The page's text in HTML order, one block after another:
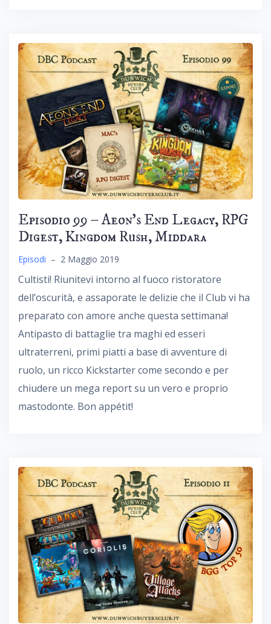
Episodio 99 – Aeon’s End Legacy, RPG
Digest, Kingdom Rush, Middara
Episodi – 2 Maggio 2019
Cultisti! Riunitevi intorno al fuoco ristoratore
dell’oscurità, e assaporate le delizie che il Club vi ha
preparato con amore anche questa settimana!
Antipasto di battaglie tra maghi ed esseri
ultraterreni, primi piatti a base di avventure di
ruolo, un ricco Kickstarter come secondo e per
chiudere un mega report su un vero e proprio
mastodonte. Bon appétit!